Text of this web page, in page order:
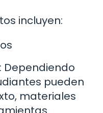
incluyen:
: Dependiendo
pueden
materiales